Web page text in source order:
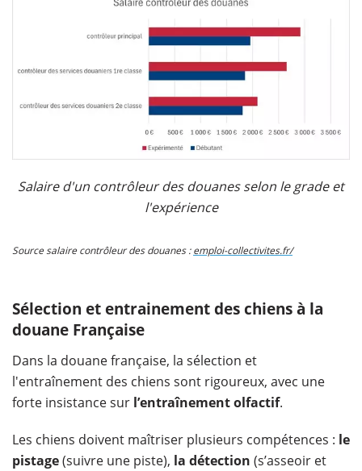
Salaire d'un contrôleur des douanes selon le grade et
l'expérience
Source salaire contrôleur des douanes :emploi-collectivites.fr/
Sélection et entrainement des chiens à la
douane Française
Dans la douane française, la sélection et
l'entraînement des chiens sont rigoureux, avec une
forte insistance sur l’entraînement olfactif.
Les chiens doivent maîtriser plusieurs compétences : le
pistage(suivre une piste), la détection (s’asseoir et